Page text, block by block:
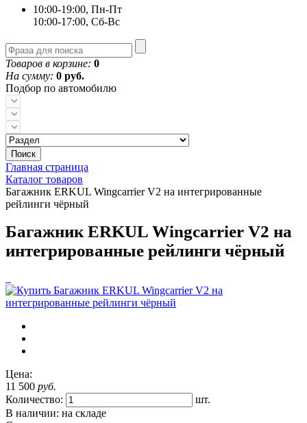
10:00-19:00, Пн-Пт
10:00-17:00, Сб-Вс
Товаров в корзине: 0
На сумму: 0 руб.
Подбор по автомобилю
Поиск
Главная страница
Каталог товаров
Багажник ERKUL Wingcarrier V2 на интегрированные
рейлинги чёрный
Багажник ERKUL Wingcarrier V2 на
интегрированные рейлинги чёрный
Цена:
11 500 руб.
Количество:
шт.
В наличии: на складе